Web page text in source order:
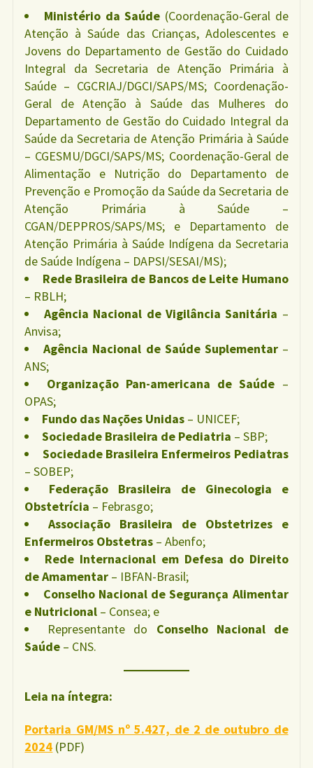
Ministério da Saúde (Coordenação-Geral de
Atenção à Saúde das Crianças, Adolescentes e
Jovens do Departamento de Gestão do Cuidado
Integral da Secretaria de Atenção Primária à
Saúde – CGCRIAJ/DGCI/SAPS/MS; Coordenação-
Geral de Atenção à Saúde das Mulheres do
Departamento de Gestão do Cuidado Integral da
Saúde da Secretaria de Atenção Primária à Saúde
– CGESMU/DGCI/SAPS/MS; Coordenação-Geral de
Alimentação e Nutrição do Departamento de
Prevenção e Promoção da Saúde da Secretaria de
Atenção Primária à Saúde –
CGAN/DEPPROS/SAPS/MS; e Departamento de
Atenção Primária à Saúde Indígena da Secretaria
de Saúde Indígena – DAPSI/SESAI/MS);
Rede Brasileira de Bancos de Leite Humano
– RBLH;
Agência Nacional de Vigilância Sanitária –
Anvisa;
Agência Nacional de Saúde Suplementar–
ANS;
Organização Pan-americana de Saúde –
OPAS;
Fundo das Nações Unidas – UNICEF;
Sociedade Brasileira de Pediatria – SBP;
Sociedade Brasileira Enfermeiros Pediatras
– SOBEP;
Federação Brasileira de Ginecologia e
Obstetrícia – Febrasgo;
Associação Brasileira de Obstetrizes e
Enfermeiros Obstetras – Abenfo;
Rede Internacional em Defesa do Direito
de Amamentar – IBFAN-Brasil;
Conselho Nacional de Segurança Alimentar
e Nutricional – Consea; e
Representante do Conselho Nacional de
Saúde – CNS.
Leia na íntegra:
Portaria GM/MS nº 5.427, de 2 de outubro de
2024 (PDF)